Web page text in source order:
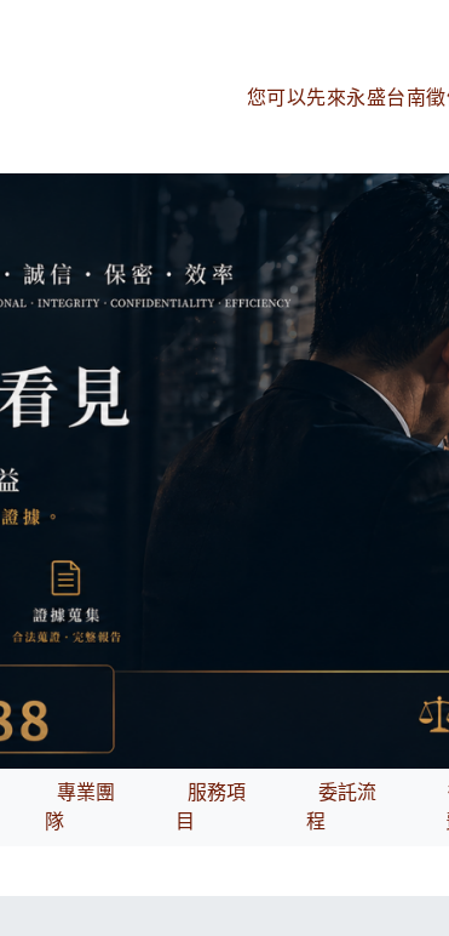
您可以先來永盛台南
專業團
隊
服務項
目
委託流
程